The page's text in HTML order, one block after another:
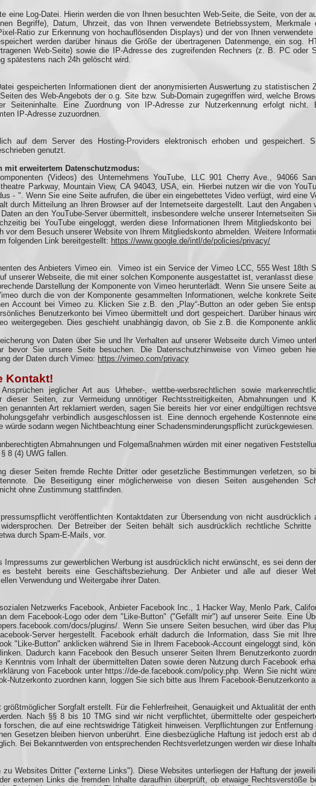
eine Log-Datei. Hierin werden die von Ihnen besuchten Web-Seite, die Seite, von der
Begriffe), Datum, Uhrzeit, das von Ihnen verwendete Betriebssystem, Merkmale
Ratio zur Erkennung von hochauflösenden Displays) und der von Ihnen verwendete
werden darüber hinaus die Größe der übertragenen Datenmenge, ein sog.
Web-Seite) sowie die IP-Adresse des zugreifenden Rechners (z. B. PC oder
spätestens nach 24h gelöscht wird.
gespeicherten Informationen dient der anonymisierten Auswertung zu statistischen
des Web-Angebots der o.g. Site bzw. Sub-Domain zugegriffen wird, welche
Seiteninhalte. Eine Zuordnung von IP-Adresse zur Nutzerkennung erfolgt
IP-Adresse zuzuordnen.
auf dem Server des Hosting-Providers elektronisch erhoben und gespeichert.
genutzt.
mit erweitertem Datenschutzmodus:
(Videos) des Unternehmens YouTube, LLC 901 Cherry Ave., 94066
Parkway, Mountain View, CA 94043, USA, ein. Hierbei nutzen wir die von
- ". Wenn Sie eine Seite aufrufen, die über ein eingebettetes Video verfügt, wird eine
durch Mitteilung an Ihren Browser auf der Internetseite dargestellt. Laut den Angaben
an den YouTube-Server übermittelt, insbesondere welche unserer Internetseiten
bei YouTube eingeloggt, werden diese Informationen Ihrem Mitgliedskonto bei
vor dem Besuch unserer Website von Ihrem Mitgliedskonto abmelden. Weitere
folgenden Link bereitgestellt: https://www.google.de/intl/de/policies/privacy/
des Anbieters Vimeo ein. Vimeo ist ein Service der Vimeo LCC, 555 West 18th
unserer Webseite, die mit einer solchen Komponente ausgestattet ist, veranlasst
Darstellung der Komponente von Vimeo herunterlädt. Wenn Sie unsere Seite
durch die von der Komponente gesammelten Informationen, welche konkrete
Account bei Vimeo zu. Klicken Sie z.B. den „Play“-Button an oder geben Sie
Benutzerkonto bei Vimeo übermittelt und dort gespeichert. Darüber hinaus
weitergegeben. Dies geschieht unabhängig davon, ob Sie z.B. die Komponente
von Daten über Sie und Ihr Verhalten auf unserer Webseite durch Vimeo
Sie unsere Seite besuchen. Die Datenschutzhinweise von Vimeo geben
der Daten durch Vimeo: https://vimeo.com/privacy
Kontakt!​
jeglicher Art aus Urheber-, wettbe-werbsrechtlichen sowie
dieser Seiten, zur Vermeidung unnötiger Rechtsstreitigkeiten, Abmahnungen und
genannten Art reklamiert werden, sagen Sie bereits hier vor einer endgültigen
verbindlich ausgeschlossen ist. Eine dennoch ergehende Kostennote
würde sodann wegen Nichtbeachtung einer Schadensminderungspflicht zurückgewiesen.
Abmahnungen und Folgemaßnahmen würden mit einer negativen
8 (4) UWG fallen.
dieser Seiten fremde Rechte Dritter oder gesetzliche Bestimmungen verletzen, so
Die Beseitigung einer möglicherweise von diesen Seiten ausgehenden
ohne Zustimmung stattfinden.
veröffentlichten Kontaktdaten zur Übersendung von nicht ausdrücklich
widersprochen. Der Betreiber der Seiten behält sich ausdrücklich rechtliche
durch Spam-E-Mails, vor.​
Impressums zur gewerblichen Werbung ist ausdrücklich nicht erwünscht, es sei denn
besteht bereits eine Geschäftsbeziehung. Der Anbieter und alle auf dieser
Verwendung und Weitergabe ihrer Daten.​
Netzwerks Facebook, Anbieter Facebook Inc., 1 Hacker Way, Menlo Park,
dem Facebook-Logo oder dem "Like-Button" ("Gefällt mir") auf unserer Seite. Eine
docs/plugins/. Wenn Sie unsere Seiten besuchen, wird über das
Server hergestellt. Facebook erhält dadurch die Information, dass Sie mit
"Like-Button" anklicken während Sie in Ihrem Facebook-Account eingeloggt sind,
Dadurch kann Facebook den Besuch unserer Seiten Ihrem Benutzerkonto
vom Inhalt der übermittelten Daten sowie deren Nutzung durch Facebook
von Facebook unter https://de-de.facebook.com/policy.php. Wenn Sie nicht
Nutzerkonto zuordnen kann, loggen Sie sich bitte aus Ihrem Facebook-Benutzerkonto
Sorgfalt erstellt. Für die Fehlerfreiheit, Genauigkeit und Aktualität der
Nach §§ 8 bis 10 TMG sind wir nicht verpflichtet, übermittelte oder
forschen, die auf eine rechtswidrige Tätigkeit hinweisen. Verpflichtungen zur Entfernung
Gesetzen bleiben hiervon unberührt. Eine diesbezügliche Haftung ist jedoch erst ab
Bei Bekanntwerden von entsprechenden Rechtsverletzungen werden wir diese
zu Websites Dritter ("externe Links"). Diese Websites unterliegen der Haftung der
externen Links die fremden Inhalte daraufhin überprüft, ob etwaige Rechtsverstöße